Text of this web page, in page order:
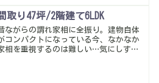
取り47坪/2階建て6LDK
ながらの謂れ家相に全振り。建物自体
コンパクトになっている今、なかなか
相を重視するのは難しい…気にしすぎ